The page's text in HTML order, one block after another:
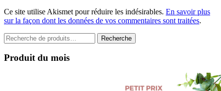
Ce site utilise Akismet pour réduire les indésirables. En savoir plus
sur la façon dont les données de vos commentaires sont traitées.
Recherche
pour :
Recherche
Produit du mois